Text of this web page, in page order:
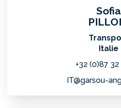
Sofia
Italie
+32 (0)87
IT@garsou-